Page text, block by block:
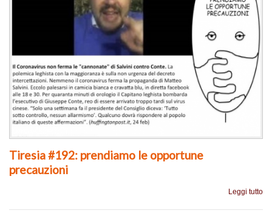
Tiresia #192: prendiamo le opportune
precauzioni
Leggi tutto